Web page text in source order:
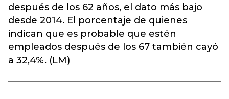
después de los 62 años, el dato más bajo
desde 2014. El porcentaje de quienes
indican que es probable que estén
empleados después de los 67 también cayó
a 32,4%. (LM)